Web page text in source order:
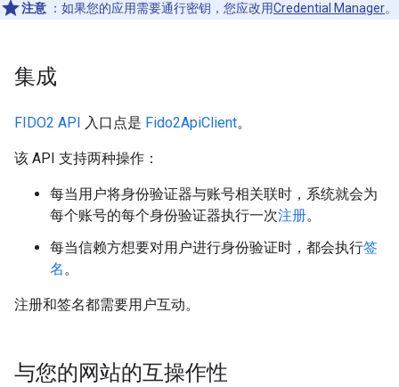
注意 ：如果您的应用需要通行密钥，您应改用Credential Manager。
集成
FIDO2 API 入口点是 Fido2ApiClient。
该 API 支持两种操作：
每当用户将身份验证器与账号相关联时，系统就会为
每个账号的每个身份验证器执行一次注册。
每当信赖方想要对用户进行身份验证时，都会执行签
名。
注册和签名都需要用户互动。
与您的网站的互操作性